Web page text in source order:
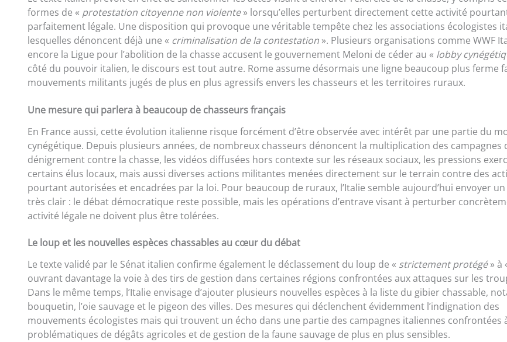
formes de « protestation citoyenne non violente» lorsqu’elles perturbent directement cette activité
parfaitement légale. Une disposition qui provoque une véritable tempête chez les associations écologistes
lesquelles dénoncent déjà une « criminalisation de la contestation ». Plusieurs organisations comme WWF
encore la Ligue pour l’abolition de la chasse accusent le gouvernement Meloni de céder au « lobby
côté du pouvoir italien, le discours est tout autre. Rome assume désormais une ligne beaucoup plus ferme
mouvements militants jugés de plus en plus agressifs envers les chasseurs et les territoires ruraux.
Une mesure qui parlera à beaucoup de chasseurs français
En France aussi, cette évolution italienne risque forcément d’être observée avec intérêt par une partie du
cynégétique. Depuis plusieurs années, de nombreux chasseurs dénoncent la multiplication des campagnes
dénigrement contre la chasse, les vidéos diffusées hors contexte sur les réseaux sociaux, les pressions
certains élus locaux, mais aussi diverses actions militantes menées directement sur le terrain contre des
pourtant autorisées et encadrées par la loi. Pour beaucoup de ruraux, l’Italie semble aujourd’hui envoyer un
très clair : le débat démocratique reste possible, mais les opérations d’entrave visant à perturber
activité légale ne doivent plus être tolérées.
Le loup et les nouvelles espèces chassables au cœur du débat
Le texte validé par le Sénat italien confirme également le déclassement du loup de « strictement protégé» à
ouvrant davantage la voie à des tirs de gestion dans certaines régions confrontées aux attaques sur les
Dans le même temps, l’Italie envisage d’ajouter plusieurs nouvelles espèces à la liste du gibier chassable,
bouquetin, l’oie sauvage et le pigeon des villes. Des mesures qui déclenchent évidemment l’indignation des
mouvements écologistes mais qui trouvent un écho dans une partie des campagnes italiennes confrontées
problématiques de dégâts agricoles et de gestion de la faune sauvage de plus en plus sensibles.